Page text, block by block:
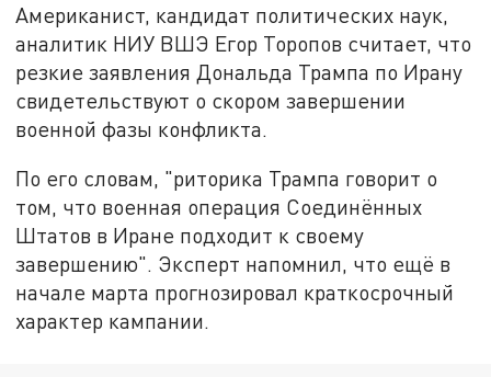
Американист, кандидат политических наук,
аналитик НИУ ВШЭ Егор Торопов считает, что
резкие заявления Дональда Трампа по Ирану
свидетельствуют о скором завершении
военной фазы конфликта.
По его словам, "риторика Трампа говорит о
том, что военная операция Соединённых
Штатов в Иране подходит к своему
завершению". Эксперт напомнил, что ещё в
начале марта прогнозировал краткосрочный
характер кампании.